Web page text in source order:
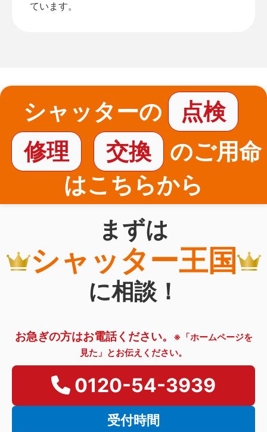
ています。
シャッターの
点検
修理
交換
のご用命
はこちらから
まずは
シャッター王国
に相談！
お急ぎの方はお電話ください。
※「ホームページを
見た」とお伝えください。
0120-54-3939
受付時間